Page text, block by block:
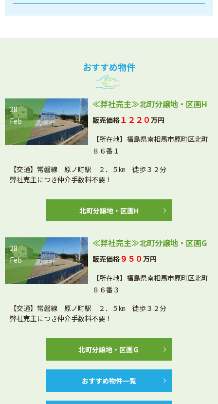
おすすめ物件
28
Feb
≪弊社売主≫北町分譲地・区画H
販売価格１２２０万円
【所在地】福島県南相馬市原町区北町
８６番１
【交通】常磐線 原ノ町駅 ２．５㎞ 徒歩３２分
弊社売主につき仲介手数料不要！
北町分譲地・区画H
28
Feb
≪弊社売主≫北町分譲地・区画G
販売価格９５０万円
【所在地】福島県南相馬市原町区北町
８６番３
【交通】常磐線 原ノ町駅 ２．５㎞ 徒歩３２分
弊社売主につき仲介手数料不要！
北町分譲地・区画Ｇ
おすすめ物件一覧